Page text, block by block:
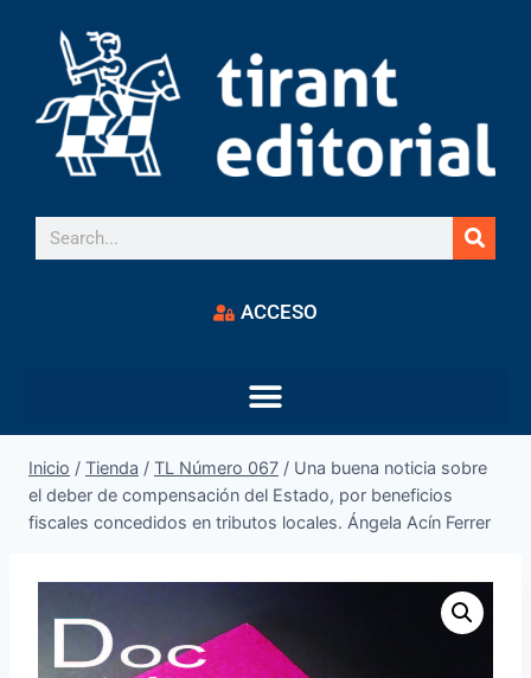
ACCESO
Inicio / Tienda / TL Número 067 / Una buena noticia sobre
el deber de compensación del Estado, por beneficios
fiscales concedidos en tributos locales. Ángela Acín Ferrer